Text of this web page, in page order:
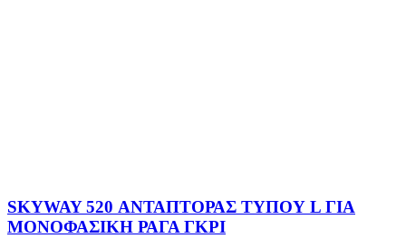
SKYWAY 520 ΑΝΤΑΠΤΟΡΑΣ ΤΥΠΟΥ L ΓΙΑ
ΜΟΝΟΦΑΣΙΚΗ ΡΑΓΑ ΓΚΡΙ